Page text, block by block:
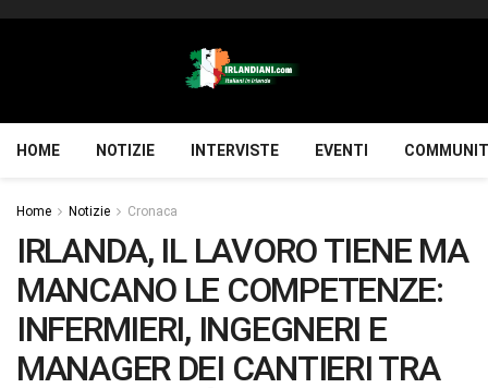
HOME NOTIZIE INTERVISTE EVENTI
Home Notizie Cronaca
IRLANDA, IL LAVORO TIENE MA
MANCANO LE COMPETENZE:
INFERMIERI, INGEGNERI E
MANAGER DEI CANTIERI TRA